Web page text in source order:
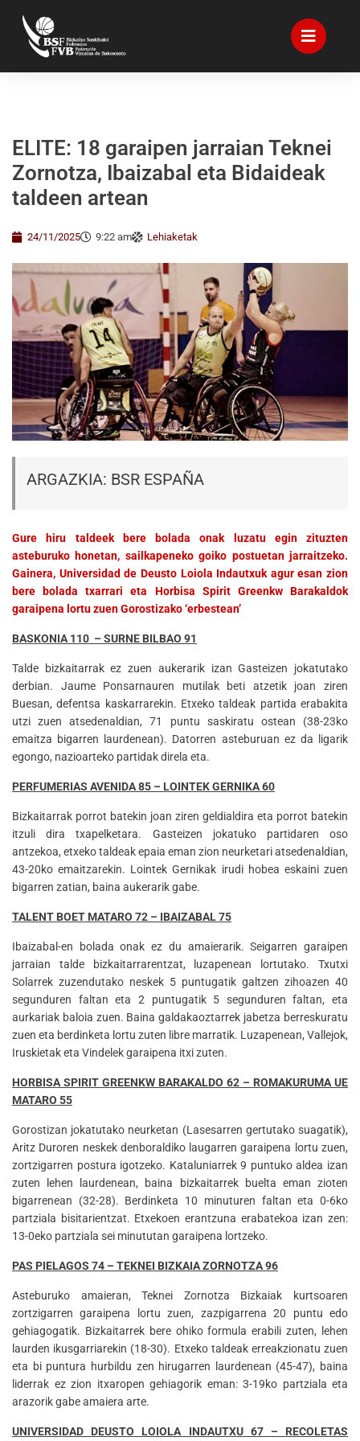
ELITE: 18 garaipen jarraian Teknei
Zornotza, Ibaizabal eta Bidaideak
taldeen artean
24/11/2025 9:22 am Lehiaketak
ARGAZKIA: BSR ESPAÑA
Gure hiru taldeek bere bolada onak luzatu egin zituzten
asteburuko honetan, sailkapeneko goiko postuetan jarraitzeko.
Gainera, Universidad de Deusto Loiola Indautxuk agur esan zion
bere bolada txarrari eta Horbisa Spirit Greenkw Barakaldok
garaipena lortu zuen Gorostizako ‘erbestean’
BASKONIA 110 – SURNE BILBAO 91
Talde bizkaitarrak ez zuen aukerarik izan Gasteizen jokatutako
derbian. Jaume Ponsarnauren mutilak beti atzetik joan ziren
Buesan, defentsa kaskarrarekin. Etxeko taldeak partida erabakita
utzi zuen atsedenaldian, 71 puntu saskiratu ostean (38-23ko
emaitza bigarren laurdenean). Datorren asteburuan ez da ligarik
egongo, nazioarteko partidak direla eta.
PERFUMERIAS AVENIDA 85 – LOINTEK GERNIKA 60
Bizkaitarrak porrot batekin joan ziren geldialdira eta porrot batekin
itzuli dira txapelketara. Gasteizen jokatuko partidaren oso
antzekoa, etxeko taldeak epaia eman zion neurketari atsedenaldian,
43-20ko emaitzarekin. Lointek Gernikak irudi hobea eskaini zuen
bigarren zatian, baina aukerarik gabe.
TALENT BOET MATARO 72 – IBAIZABAL 75
Ibaizabal-en bolada onak ez du amaierarik. Seigarren garaipen
jarraian talde bizkaitarrarentzat, luzapenean lortutako. Txutxi
Solarrek zuzendutako neskek 5 puntugatik galtzen zihoazen 40
segunduren faltan eta 2 puntugatik 5 segunduren faltan, eta
aurkariak baloia zuen. Baina galdakaoztarrek jabetza berreskuratu
zuen eta berdinketa lortu zuten libre marratik. Luzapenean, Vallejok,
Iruskietak eta Vindelek garaipena itxi zuten.
HORBISA SPIRIT GREENKW BARAKALDO 62 – ROMAKURUMA UE
MATARO 55
Gorostizan jokatutako neurketan (Lasesarren gertutako suagatik),
Aritz Duroren neskek denboraldiko laugarren garaipena lortu zuen,
zortzigarren postura igotzeko. Kataluniarrek 9 puntuko aldea izan
zuten lehen laurdenean, baina bizkaitarrek buelta eman zioten
bigarrenean (32-28). Berdinketa 10 minuturen faltan eta 0-6ko
partziala bisitarientzat. Etxekoen erantzuna erabatekoa izan zen:
13-0eko partziala sei minututan garaipena lortzeko.
PAS PIELAGOS 74 – TEKNEI BIZKAIA ZORNOTZA 96
Asteburuko amaieran, Teknei Zornotza Bizkaiak kurtsoaren
zortzigarren garaipena lortu zuen, zazpigarrena 20 puntu edo
gehiagogatik. Bizkaitarrek bere ohiko formula erabili zuten, lehen
laurden ikusgarriarekin (18-30). Etxeko taldeak erreakzionatu zuen
eta bi puntura hurbildu zen hirugarren laurdenean (45-47), baina
liderrak ez zion itxaropen gehiagorik eman: 3-19ko partziala eta
arazorik gabe amaiera arte.
UNIVERSIDAD DEUSTO LOIOLA INDAUTXU 67 – RECOLETAS